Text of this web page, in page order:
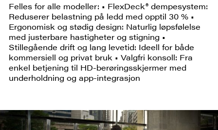
Felles for alle modeller: • FlexDeck® dempesystem:
Reduserer belastning på ledd med opptil 30 % •
Ergonomisk og stødig design: Naturlig løpsfølelse
med justerbare hastigheter og stigning •
Stillegående drift og lang levetid: Ideell for både
kommersiell og privat bruk • Valgfri konsoll: Fra
enkel betjening til HD-berøringsskjermer med
underholdning og app-integrasjon